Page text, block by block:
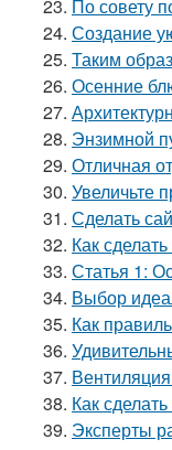
23. По совету
24. Создание
25. Таким
26. Осенние
27.
28. Энзимной
29. Отличная
30. Увеличьте
31. Сделать
32. Как
33. Статья 1:
34. Выбор
35. Как
36.
37.
38. Как
39. Эксперты